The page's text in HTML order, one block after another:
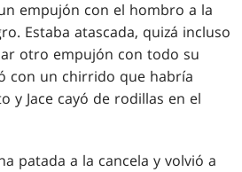
empujón con el hombro a la
Estaba atascada, quizá incluso
otro empujón con todo su
con un chirrido que habría
y Jace cayó de rodillas en el
patada a la cancela y volvió a